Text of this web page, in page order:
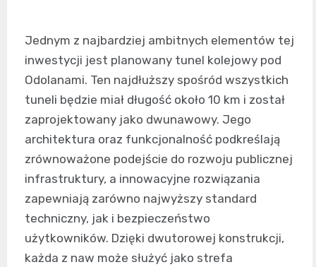
Jednym z najbardziej ambitnych elementów tej
inwestycji jest planowany tunel kolejowy pod
Odolanami. Ten najdłuższy spośród wszystkich
tuneli będzie miał długość około 10 km i został
zaprojektowany jako dwunawowy. Jego
architektura oraz funkcjonalność podkreślają
zrównoważone podejście do rozwoju publicznej
infrastruktury, a innowacyjne rozwiązania
zapewniają zarówno najwyższy standard
techniczny, jak i bezpieczeństwo
użytkowników. Dzięki dwutorowej konstrukcji,
każda z naw może służyć jako strefa